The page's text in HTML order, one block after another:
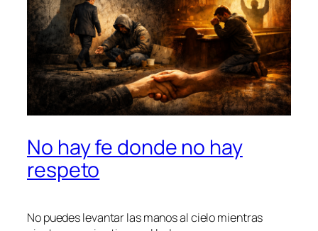
No hay fe donde no hay
respeto
No puedes levantar las manos al cielo mientras